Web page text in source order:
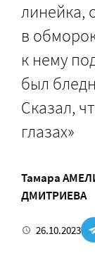
линейка,
в
к нему
был
Сказал,
глазах»
Тамара
ДМИТРИЕВА
26.10.2023